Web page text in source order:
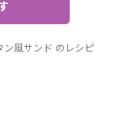
ン風サンド のレシピ